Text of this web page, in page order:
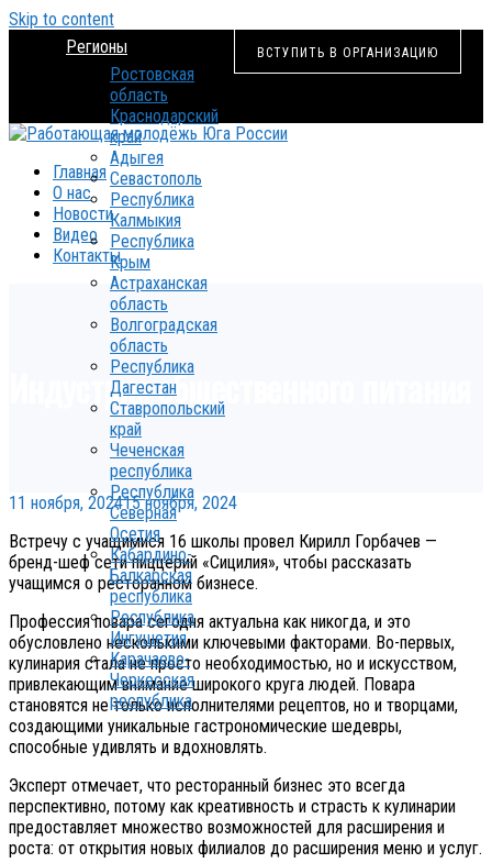
Skip to content
ВСТУПИТЬ В ОРГАНИЗАЦИЮ
Регионы
Ростовская
область
Краснодарский
край
Адыгея
Севастополь
Республика
Калмыкия
Республика
Крым
Астраханская
область
Волгоградская
область
Республика
Дагестан
Ставропольский
край
Чеченская
республика
Республика
Северная
Осетия
Кабардино-
Балкарская
республика
Республика
Ингушетия
Карачаево-
Черкесская
республика
Главная
О нас
Новости
Видео
Контакты
Индустрия общественного питания
11 ноября, 202415 ноября, 2024
Встречу с учащимися 16 школы провел Кирилл Горбачев —
бренд-шеф сети пиццерий «Сицилия», чтобы рассказать
учащимся о ресторанном бизнесе.
Профессия повара сегодня актуальна как никогда, и это
обусловлено несколькими ключевыми факторами. Во-первых,
кулинария стала не просто необходимостью, но и искусством,
привлекающим внимание широкого круга людей. Повара
становятся не только исполнителями рецептов, но и творцами,
создающими уникальные гастрономические шедевры,
способные удивлять и вдохновлять.
Эксперт отмечает, что ресторанный бизнес это всегда
перспективно, потому как креативность и страсть к кулинарии
предоставляет множество возможностей для расширения и
роста: от открытия новых филиалов до расширения меню и услуг.